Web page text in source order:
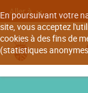
En poursuivant votre
site, vous acceptez
cookies à des fins de
(statistiques
Aller à